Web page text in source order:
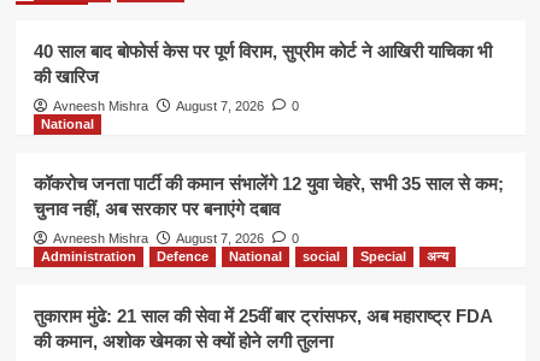
40 साल बाद बोफोर्स केस पर पूर्ण विराम, सुप्रीम कोर्ट ने आखिरी याचिका भी
की खारिज
Avneesh Mishra August 7, 2026
0
National
कॉकरोच जनता पार्टी की कमान संभालेंगे 12 युवा चेहरे, सभी 35 साल से कम;
चुनाव नहीं, अब सरकार पर बनाएंगे दबाव
Avneesh Mishra August 7, 2026
0
Administration
Defence National social Special अन्य
तुकाराम मुंढे: 21 साल की सेवा में 25वीं बार ट्रांसफर, अब महाराष्ट्र FDA
की कमान, अशोक खेमका से क्यों होने लगी तुलना